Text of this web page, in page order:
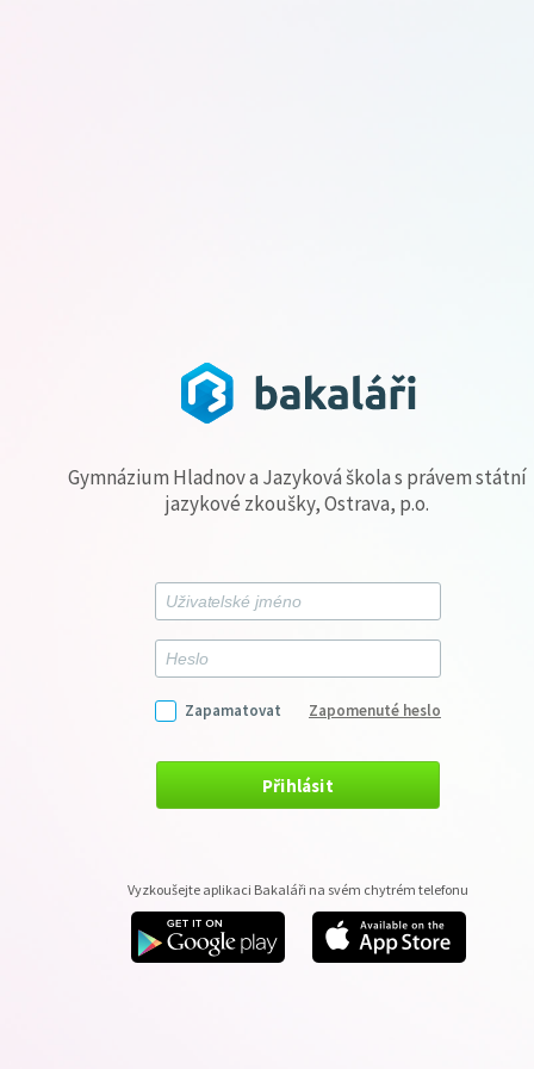
Gymnázium Hladnov a Jazyková škola s právem státní
jazykové zkoušky, Ostrava, p.o.
Zapamatovat Zapomenuté heslo
Přihlásit
Vyzkoušejte aplikaci Bakaláři na svém chytrém telefonu